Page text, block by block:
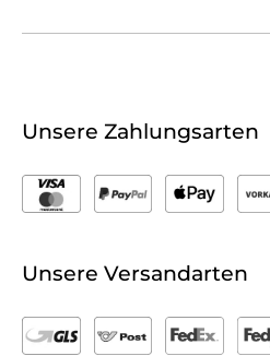
Unsere Zahlungsarten
Unsere Versandarten